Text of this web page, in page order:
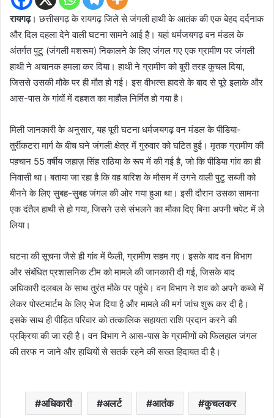
रायगढ़। छत्तीसगढ़ के रायगढ़ जिले से जंगली हाथी के आतंक की एक बेहद दर्दनाक
और दिल दहला देने वाली घटना सामने आई है। यहां धर्मजयगढ़ वन मंडल के
अंतर्गत पुटु (जंगली मशरूम) निकालने के लिए जंगल गए एक ग्रामीण पर जंगली
हाथी ने अचानक हमला कर दिया। हाथी ने ग्रामीण को बुरी तरह कुचल दिया,
जिससे उसकी मौके पर ही मौत हो गई। इस वीभत्स हादसे के बाद से पूरे इलाके और
आस-पास के गांवों में दहशत का माहौल निर्मित हो गया है।
मिली जानकारी के अनुसार, यह पूरी घटना धर्मजयगढ़ वन मंडल के पीडिया-
तुर्रीकटरा मार्ग के बीच घने जंगली क्षेत्र में गुरुवार को घटित हुई। मृतक ग्रामीण की
पहचान 55 वर्षीय जहाज़ सिंह राठिया के रूप में की गई है, जो कि पीडिया गांव का ही
निवासी था। बताया जा रहा है कि वह बारिश के मौसम में उगने वाली पुटु सब्जी को
बीनने के लिए सुबह-सुबह जंगल की ओर गया हुआ था। इसी दौरान उसका सामना
एक दंतैल हाथी से हो गया, जिसने उसे संभलने का मौका दिए बिना अपनी चपेट में ले
लिया।
घटना की सूचना जैसे ही गांव में फैली, ग्रामीण सहम गए। इसके बाद वन विभाग
और संबंधित प्रशासनिक टीम को मामले की जानकारी दी गई, जिसके बाद
अधिकारी दलबल के साथ तुरंत मौके पर पहुंचे। वन विभाग ने शव को अपने कब्जे में
लेकर पोस्टमार्टम के लिए भेज दिया है और मामले की मर्ग जांच शुरू कर दी है।
इसके साथ ही पीड़ित परिवार को तत्कालिक सहायता राशि प्रदान करने की
प्रक्रिया की जा रही है। वन विभाग ने आस-पास के ग्रामीणों को फिलहाल जंगल
की तरफ न जाने और हाथियों से सतर्क रहने की सख्त हिदायत दी है।
अधिकारी अलर्ट आतंक कुचलकर